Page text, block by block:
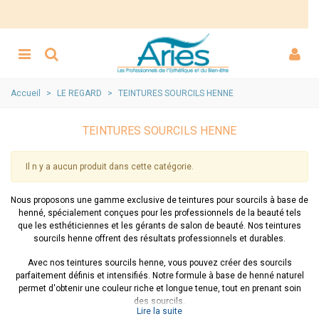
Accueil > LE REGARD > TEINTURES SOURCILS HENNE
TEINTURES SOURCILS HENNE
Il n y a aucun produit dans cette catégorie.
Nous proposons une gamme exclusive de teintures pour sourcils à base de
henné, spécialement conçues pour les professionnels de la beauté tels
que les esthéticiennes et les gérants de salon de beauté. Nos teintures
sourcils henne offrent des résultats professionnels et durables.
Avec nos teintures sourcils henne, vous pouvez créer des sourcils
parfaitement définis et intensifiés. Notre formule à base de henné naturel
permet d'obtenir une couleur riche et longue tenue, tout en prenant soin
des sourcils.
Lire la suite